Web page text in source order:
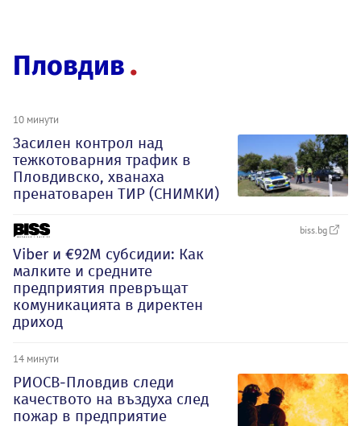
Пловдив
10 минути
Засилен контрол над
тежкотоварния трафик в
Пловдивско, хванаха
пренатоварен ТИР (СНИМКИ)
biss.bg
Viber и €92М субсидии: Как
малките и средните
предприятия превръщат
комуникацията в директен
дриход
14 минути
РИОСВ-Пловдив следи
качеството на въздуха след
пожар в предприятие